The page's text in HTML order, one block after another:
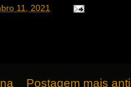
11, 2021
Postagem mais